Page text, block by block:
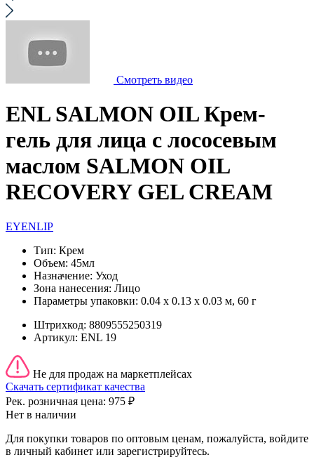
Смотреть видео
ENL SALMON OIL Крем-
гель для лица с лососевым
маслом SALMON OIL
RECOVERY GEL CREAM
EYENLIP
Тип: Крем
Объем: 45мл
Назначение: Уход
Зона нанесения: Лицо
Параметры упаковки: 0.04 x 0.13 x 0.03 м, 60 г
Штрихкод: 8809555250319
Артикул: ENL 19
Не для продаж на маркетплейсах
Скачать сертификат качества
Рек. розничная цена: 975 ₽
Нет в наличии
Для покупки товаров по оптовым ценам, пожалуйста, войдите
в личный кабинет или зарегистрируйтесь.